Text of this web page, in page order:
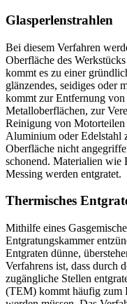
Glasperlenstrahlen
Bei diesem Verfahren
Oberfläche des
kommt es zu einer
glänzendes, seidiges oder
kommt zur Entfernung
Metalloberflächen, zur
Reinigung von
Aluminium oder Edelstahl
Oberfläche nicht
schonend. Materialien
Messing werden entgratet.
Thermisches
Mithilfe eines
Entgratungskammer
Entgraten dünne,
Verfahrens ist, dass durch
zugängliche Stellen
(TEM) kommt häufig zum